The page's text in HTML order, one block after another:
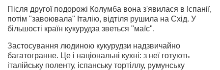
Після другої подорожі Колумба вона з'явилася в Іспанії,
потім "завоювала" Італію, відтіля рушила на Схід. У
більшості країн кукурудза зветься "маїс".
Застосування людиною кукурудзи надзвичайно
багатогранне. Це і національні кухні: з неї готують
італійську поленту, іспанську тортіллу, румунську